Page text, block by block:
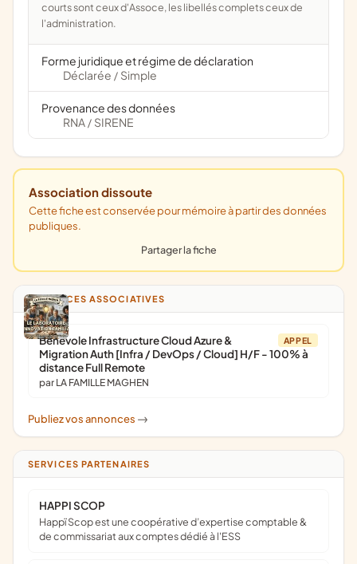
courts sont ceux d'Assoce, les libellés complets ceux de
l'administration.
Forme juridique et régime de déclaration
Déclarée / Simple
Provenance des données
RNA / SIRENE
Association dissoute
Cette fiche est conservée pour mémoire à partir des données
publiques.
Partager la fiche
ANNONCES ASSOCIATIVES
APPEL
Bénévole Infrastructure Cloud Azure &
Migration Auth [Infra / DevOps / Cloud] H/F - 100% à
distance Full Remote
par LA FAMILLE MAGHEN
Publiez vos annonces ->
SERVICES PARTENAIRES
HAPPI SCOP
Happï Scop est une coopérative d’expertise comptable &
de commissariat aux comptes dédié à l'ESS